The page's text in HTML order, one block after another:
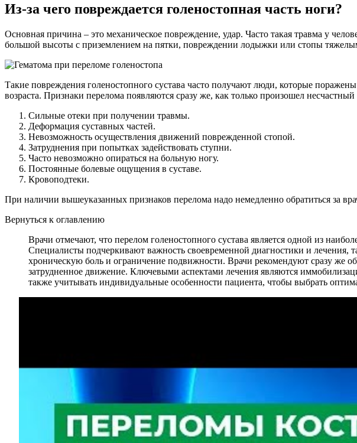
Из-за чего повреждается голеностопная часть ноги?
Основная причина – это механическое повреждение, удар. Часто такая травма у
большой высоты с приземлением на пятки, повреждении лодыжки или стопы
Такие повреждения голеностопного сустава часто получают люди, которые
возраста. Признаки перелома появляются сразу же, как только произошел
Сильные отеки при получении травмы.
Деформация суставных частей.
Невозможность осуществления движений поврежденной стопой.
Затруднения при попытках задействовать ступни.
Часто невозможно опираться на больную ногу.
Постоянные болевые ощущения в суставе.
Кровоподтеки.
При наличии вышеуказанных признаков перелома надо немедленно обратиться за
Вернуться к оглавлению
Врачи отмечают, что перелом голеностопного сустава является одной из
Специалисты подчеркивают важность своевременной диагностики и лечения,
хроническую боль и ограничение подвижности. Врачи рекомендуют сразу же
затрудненное движение. Ключевыми аспектами лечения являются
также учитывать индивидуальные особенности пациента, чтобы выбрать